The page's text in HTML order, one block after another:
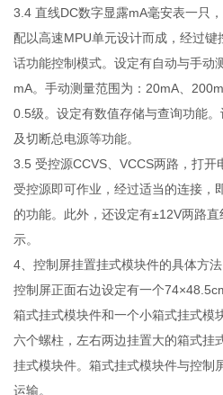
3.4 直线DC数字显露mA毫安表一只
配以高速MPU单元设计而成，经过
话功能控制模式。设定有自动与手动
mA。手动测量范围为：20mA、
0.5级。设定有数值存储与查询功能
及切断总电源等功能。
3.5 受控源CCVS、VCCS两路，打开
受控源即可作业，经过适当的连接，
的功能。此外，还设定有±12V两路
示。
4、控制屏挂置挂式模块件的具体方法
控制屏正面右边设定有一个
箱式挂式模块件和一个小箱式挂式模
六个螺柱，左右两边挂置大的箱式挂
挂式模块件。箱式挂式模块件与控制
运输。